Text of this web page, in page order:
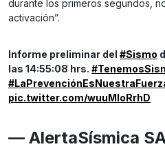
durante los primeros segundos,
activación”.
Informe preliminar del #Sismo
las 14:55:08 hrs.
pic.twitter.com/wuuMloRrhD
— AlertaSísmica